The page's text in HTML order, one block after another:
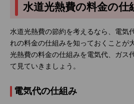
水道光熱費の料金の仕
水道光熱費の節約を考えるなら、電気
れの料金の仕組みを知っておくことが
光熱費の料金の仕組みを電気代、ガス
て見ていきましょう。
電気代の仕組み